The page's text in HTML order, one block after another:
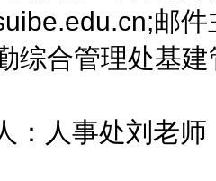
邮
综合管理处基建
人事处刘老师